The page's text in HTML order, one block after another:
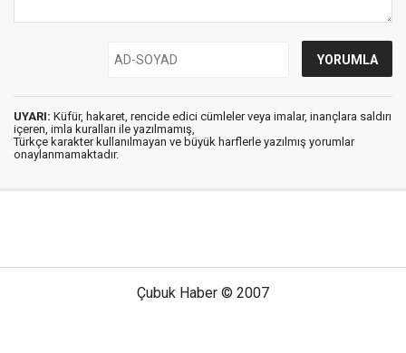
UYARI: Küfür, hakaret, rencide edici cümleler veya imalar, inançlara saldırı
içeren, imla kuralları ile yazılmamış,
Türkçe karakter kullanılmayan ve büyük harflerle yazılmış yorumlar
onaylanmamaktadır.
Çubuk Haber © 2007